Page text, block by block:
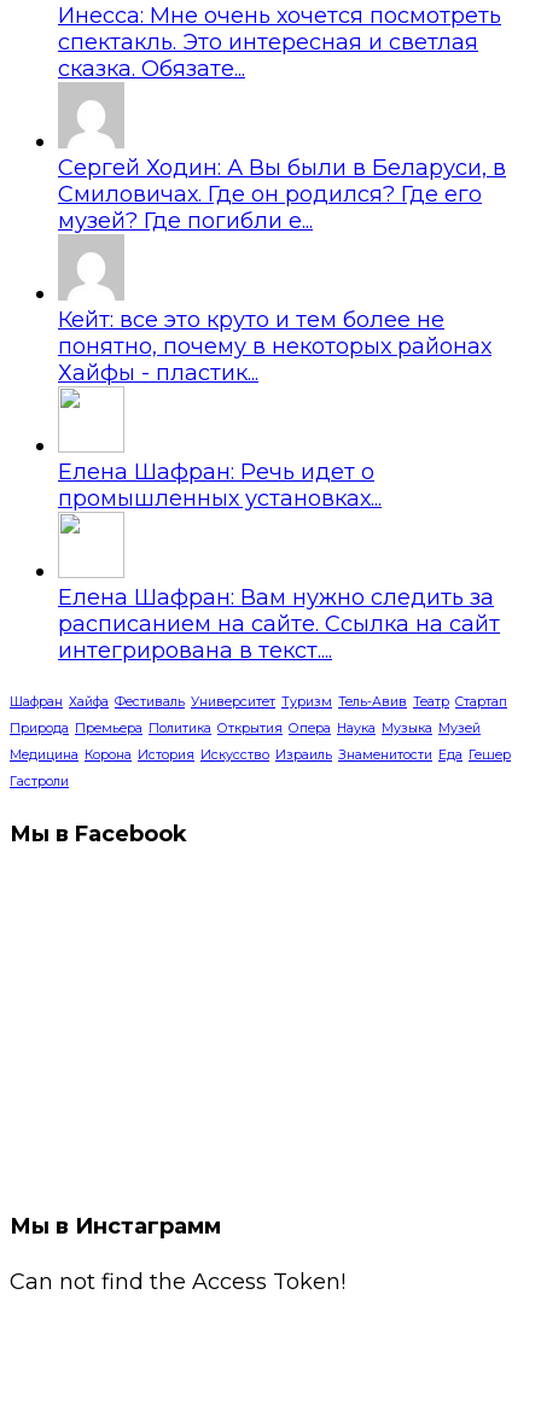
Инесса: Мне очень хочется посмотреть
спектакль. Это интересная и светлая
сказка. Обязате...
Сергей Ходин: А Вы были в Беларуси, в
Смиловичах. Где он родился? Где его
музей? Где погибли е...
Кейт: все это круто и тем более не
понятно, почему в некоторых районах
Хайфы - пластик...
Елена Шафран: Речь идет о
промышленных установках...
Елена Шафран: Вам нужно следить за
расписанием на сайте. Ссылка на сайт
интегрирована в текст....
Шафран Хайфа Фестиваль Университет Туризм Тель-Авив Театр Стартап
Природа Премьера Политика Открытия Опера Наука Музыка Музей
Медицина Корона История Искусство Израиль Знаменитости Еда Гешер
Гастроли
Мы в Facebook
Мы в Инстаграмм
Can not find the Access Token!